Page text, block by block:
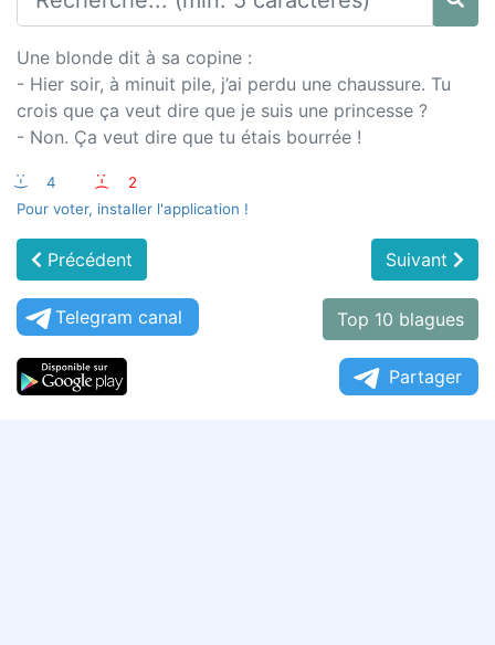
Une blonde dit à sa copine :
- Hier soir, à minuit pile, j’ai perdu une chaussure. Tu
crois que ça veut dire que je suis une princesse ?
- Non. Ça veut dire que tu étais bourrée !
:-) 4 :-(
2
Pour voter, installer l'application !
Précédent Suivant
Telegram canal Top 10 blagues
Partager